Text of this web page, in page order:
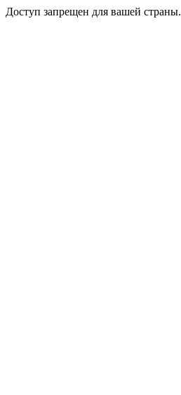
Доступ запрещен для вашей страны.